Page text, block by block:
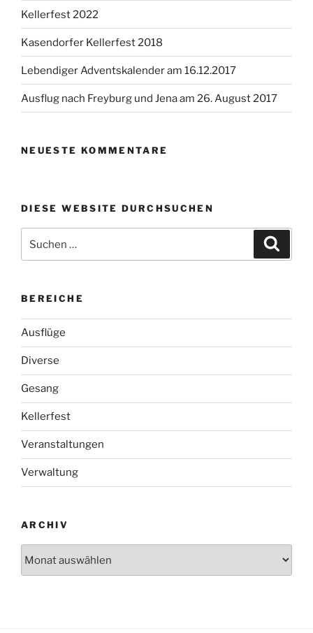
Kellerfest 2022
Kasendorfer Kellerfest 2018
Lebendiger Adventskalender am 16.12.2017
Ausflug nach Freyburg und Jena am 26. August 2017
NEUESTE KOMMENTARE
DIESE WEBSITE DURCHSUCHEN
nach:
BEREICHE
Ausflüge
Diverse
Gesang
Kellerfest
Veranstaltungen
Verwaltung
ARCHIV